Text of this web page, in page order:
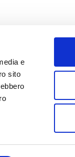
e
sito